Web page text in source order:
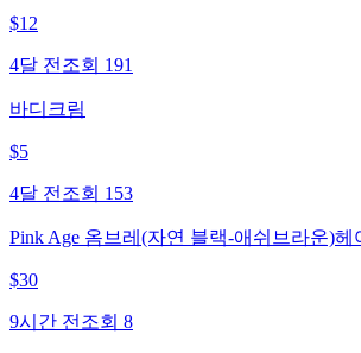
$12
4달 전 조회 191
바디크림
$5
4달 전 조회 153
Pink Age 옴브레(자연 블랙-애쉬브라운)헤
$30
9시간 전 조회 8